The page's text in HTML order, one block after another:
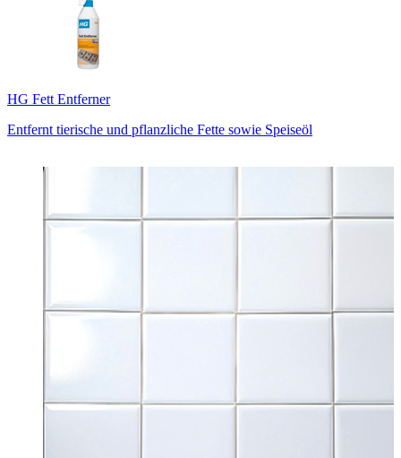
HG Fett Entferner
Entfernt tierische und pflanzliche Fette sowie Speiseöl